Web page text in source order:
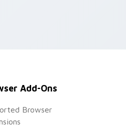
Add-Ons
Browser